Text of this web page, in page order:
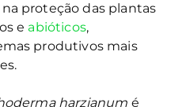
proteção das plantas
e abióticos,
produtivos mais
harzianum é